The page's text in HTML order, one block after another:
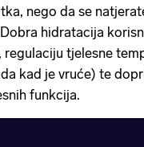
nego da se
hidratacija
regulaciju tjelesne
kad je vruće) te
funkcija.